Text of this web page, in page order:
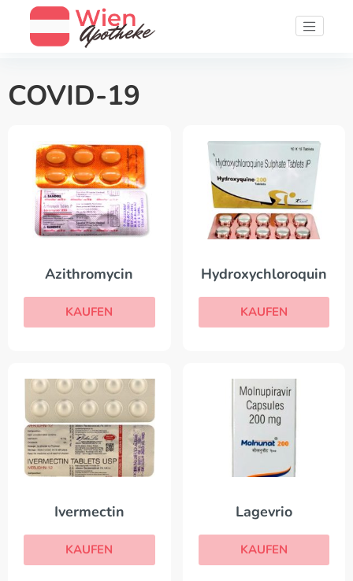
COVID-19
Azithromycin
KAUFEN
Hydroxychloroquin
KAUFEN
Ivermectin
KAUFEN
Lagevrio
KAUFEN